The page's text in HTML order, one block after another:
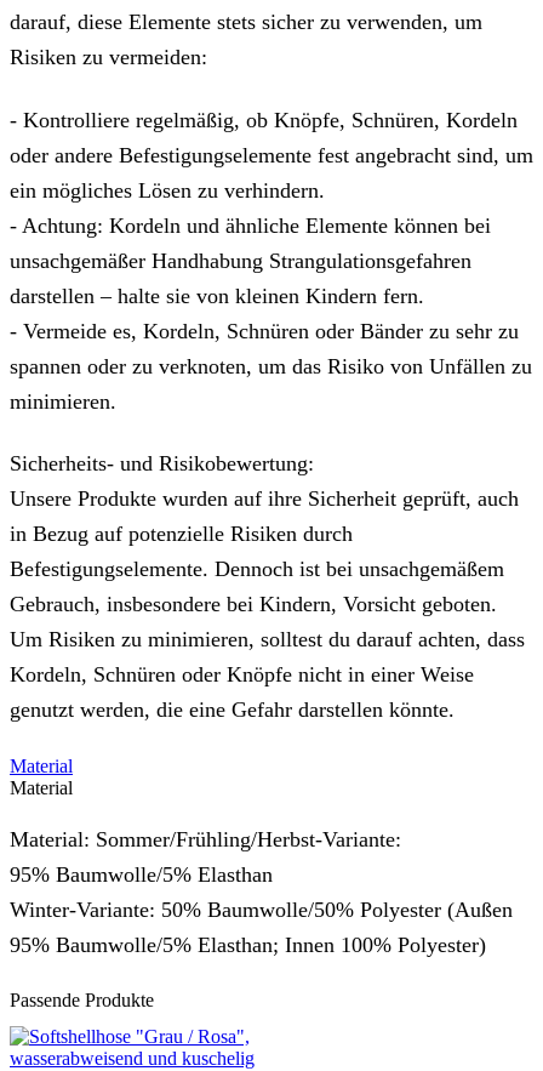
darauf, diese Elemente stets sicher zu verwenden, um
Risiken zu vermeiden:
- Kontrolliere regelmäßig, ob Knöpfe, Schnüren, Kordeln
oder andere Befestigungselemente fest angebracht sind, um
ein mögliches Lösen zu verhindern.
- Achtung: Kordeln und ähnliche Elemente können bei
unsachgemäßer Handhabung Strangulationsgefahren
darstellen – halte sie von kleinen Kindern fern.
- Vermeide es, Kordeln, Schnüren oder Bänder zu sehr zu
spannen oder zu verknoten, um das Risiko von Unfällen zu
minimieren.
Sicherheits- und Risikobewertung:
Unsere Produkte wurden auf ihre Sicherheit geprüft, auch
in Bezug auf potenzielle Risiken durch
Befestigungselemente. Dennoch ist bei unsachgemäßem
Gebrauch, insbesondere bei Kindern, Vorsicht geboten.
Um Risiken zu minimieren, solltest du darauf achten, dass
Kordeln, Schnüren oder Knöpfe nicht in einer Weise
genutzt werden, die eine Gefahr darstellen könnte.
Material
Material
Material: Sommer/Frühling/Herbst-Variante:
95% Baumwolle/5% Elasthan
Winter-Variante: 50% Baumwolle/50% Polyester (Außen
95% Baumwolle/5% Elasthan; Innen 100% Polyester)
Passende Produkte